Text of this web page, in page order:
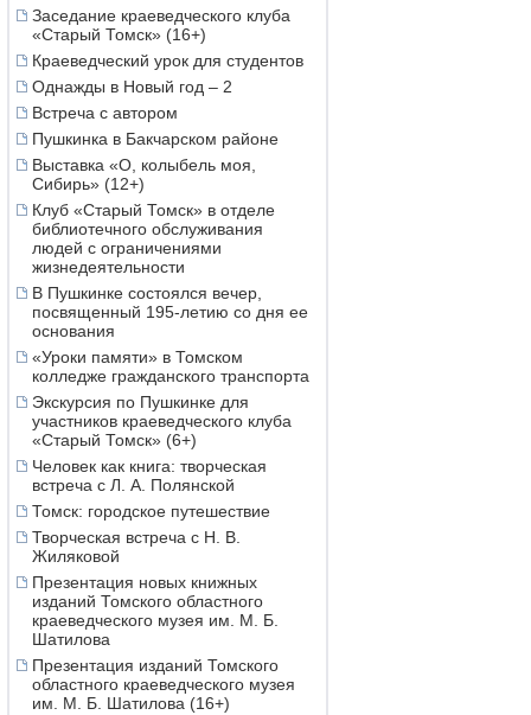
Заседание краеведческого клуба
«Старый Томск» (16+)
Краеведческий урок для студентов
Однажды в Новый год – 2
Встреча с автором
Пушкинка в Бакчарском районе
Выставка «О, колыбель моя,
Сибирь» (12+)
Клуб «Старый Томск» в отделе
библиотечного обслуживания
людей с ограничениями
жизнедеятельности
В Пушкинке состоялся вечер,
посвященный 195-летию со дня ее
основания
«Уроки памяти» в Томском
колледже гражданского транспорта
Экскурсия по Пушкинке для
участников краеведческого клуба
«Старый Томск» (6+)
Человек как книга: творческая
встреча с Л. А. Полянской
Томск: городское путешествие
Творческая встреча с Н. В.
Жиляковой
Презентация новых книжных
изданий Томского областного
краеведческого музея им. М. Б.
Шатилова
Презентация изданий Томского
областного краеведческого музея
им. М. Б. Шатилова (16+)